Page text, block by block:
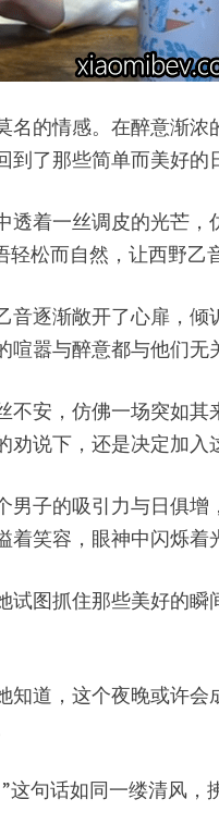
的情感。在醉意渐
了那些简单而美好的
着一丝调皮的光芒，
松而自然，让西野乙
逐渐敞开了心扉，
嚣与醉意都与他们无
安，仿佛一场突如
说下，还是决定加入
子的吸引力与日俱
笑容，眼神中闪烁着
图抓住那些美好的
道，这个夜晚或许
句话如同一缕清风